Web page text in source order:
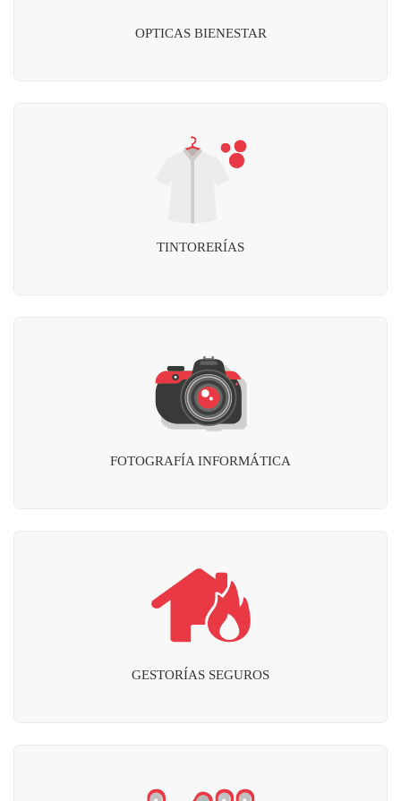
OPTICAS BIENESTAR
TINTORERÍAS
FOTOGRAFÍA INFORMÁTICA
GESTORÍAS SEGUROS